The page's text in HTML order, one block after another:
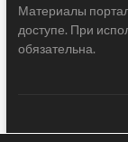
Материалы
доступе. При
обязательна.